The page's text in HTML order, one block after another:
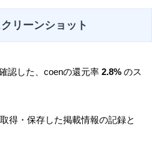
リーンショット
認した、coenの還元率 2.8% のス
得・保存した掲載情報の記録と